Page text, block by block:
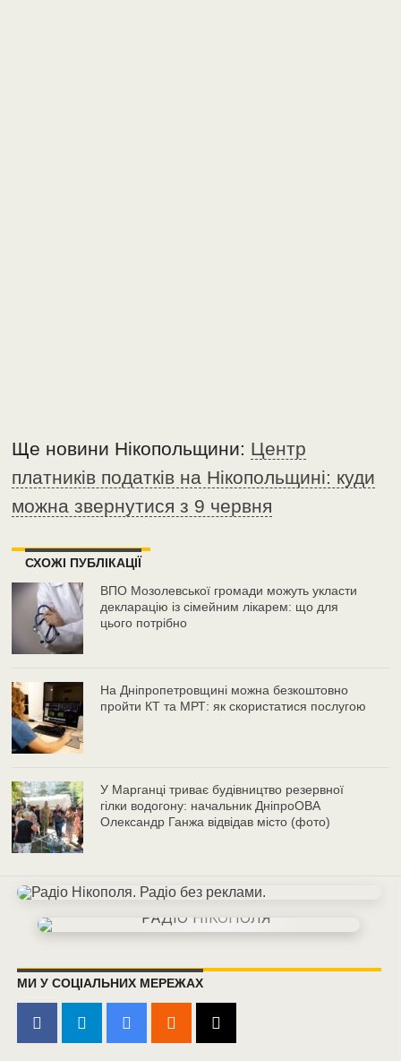
Ще новини Нікопольщини: Центр
платників податків на Нікопольщині: куди
можна звернутися з 9 червня
СХОЖІ ПУБЛІКАЦІЇ
ВПО Мозолевської громади можуть укласти
декларацію із сімейним лікарем: що для
цього потрібно
На Дніпропетровщині можна безкоштовно
пройти КТ та МРТ: як скористатися послугою
У Марганці триває будівництво резервної
гілки водогону: начальник ДніпроОВА
Олександр Ганжа відвідав місто (фото)
МИ У СОЦІАЛЬНИХ МЕРЕЖАХ